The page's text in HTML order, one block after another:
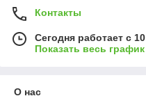
Контакты
Сегодня работает с
Показать весь
О нас